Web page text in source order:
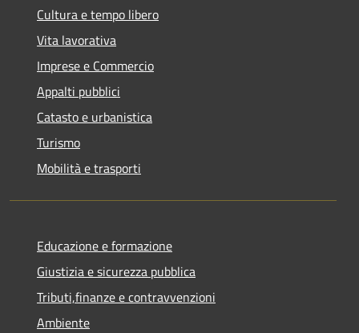
Cultura e tempo libero
Vita lavorativa
Imprese e Commercio
Appalti pubblici
Catasto e urbanistica
Turismo
Mobilità e trasporti
Educazione e formazione
Giustizia e sicurezza pubblica
Tributi,finanze e contravvenzioni
Ambiente